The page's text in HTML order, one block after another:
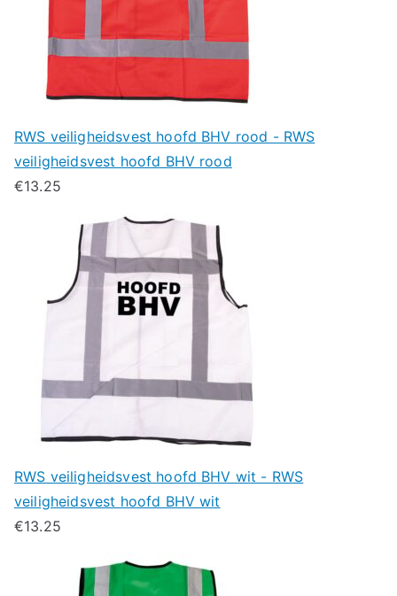
RWS veiligheidsvest hoofd BHV rood - RWS
veiligheidsvest hoofd BHV rood
€13.25
RWS veiligheidsvest hoofd BHV wit - RWS
veiligheidsvest hoofd BHV wit
€13.25